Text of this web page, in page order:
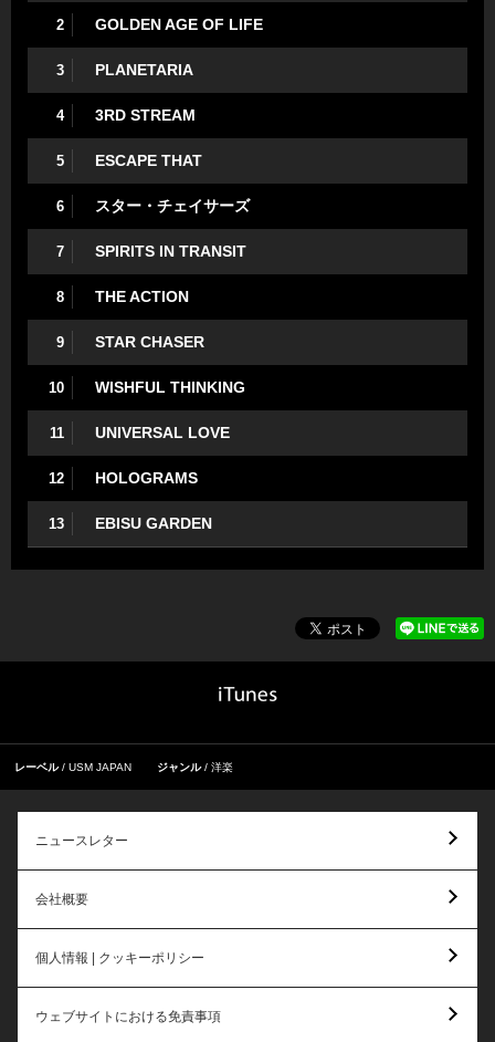
2 GOLDEN AGE OF LIFE
3 PLANETARIA
4 3RD STREAM
5 ESCAPE THAT
6 スター・チェイサーズ
7 SPIRITS IN TRANSIT
8 THE ACTION
9 STAR CHASER
10 WISHFUL THINKING
11 UNIVERSAL LOVE
12 HOLOGRAMS
13 EBISU GARDEN
レーベル USM JAPAN ジャンル 洋楽
ニュースレター
会社概要
個人情報 | クッキーポリシー
ウェブサイトにおける免責事項